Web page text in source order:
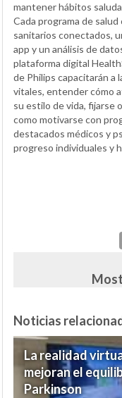
mantener hábitos
Cada programa de
sanitarios conectados,
app y un análisis de
plataforma digital
de Philips capacitarán a
vitales, entender cómo
su estilo de vida, fijarse
como motivarse con
destacados médicos y
progreso individuales y
Noticias
La realidad
mejoran el
Parkinson